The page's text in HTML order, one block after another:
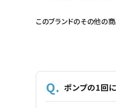
このブランドのその他の
ポンプの1回